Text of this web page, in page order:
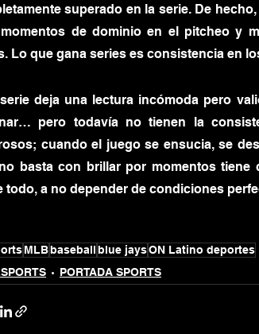
superado en la serie. De
de dominio en el pitcheo y
Lo que gana series es consistencia en
deja una lectura incómoda pero
pero todavía no tienen la
cuando el juego se ensucia, se
basta con brillar por momentos tiene
todo, a no depender de condiciones
MLBbaseballblue jaysON Latino deportes
PORTADA SPORTS